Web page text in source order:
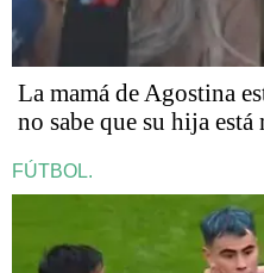
La mamá de Agostina
no sabe que su hija
FÚTBOL.